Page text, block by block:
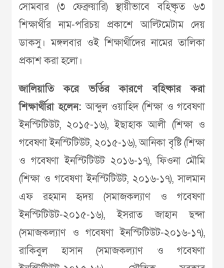
সোমবার (৩ ফেব্রুয়ারি) স্থায়ীভাবে বহিষ্কৃত ৬৩
শিক্ষার্থীর নাম-পরিচয় প্রকাশে আল্টিমেটাম দেয়
ডাকসু। মঙ্গলবার ওই শিক্ষার্থীদের নামের তালিকা
প্রকাশ করা হলো।
জালিয়াতি করে ভর্তির কারণে বহিষ্কার করা
শিক্ষার্থীরা হলেন: আব্দুল ওয়াহিদ (শিক্ষা ও গবেষণা
ইনস্টিটিউট, ২০১৫-১৬), ইছাহাক আলী (শিক্ষা ও
গবেষণা ইনস্টিটিউট, ২০১৫-১৬), আনিকা বৃষ্টি (শিক্ষা
ও গবেষণা ইনস্টিটিউট ২০১৬-১৭), ফিওনা মৌমি
(শিক্ষা ও গবেষণা ইনস্টিটিউট, ২০১৬-১৭), সালমান
এফ রহমান হৃদয় (সমাজকল্যাণ ও গবেষণা
ইনস্টিটিউট-২০১৫-১৬), ইসরাত জাহান ছন্দা
(সমাজকল্যাণ ও গবেষণা ইনস্টিটিউট-২০১৬-১৭),
রাকিবুল হাসান (সমাজকল্যাণ ও গবেষণা